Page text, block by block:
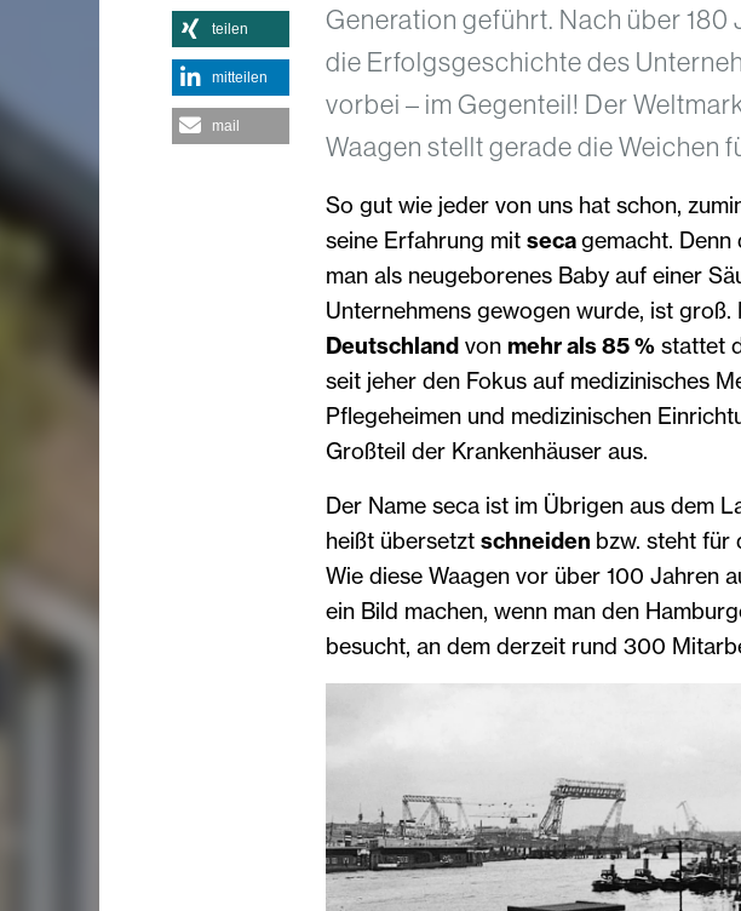
Generation geführt. Nach über
die Erfolgsgeschichte des
vorbei – im Gegenteil! Der
Waagen stellt gerade die Weichen
So gut wie jeder von uns hat schon,
seine Erfahrung mit secagemacht. Denn
man als neugeborenes Baby auf einer
Unternehmens gewogen wurde, ist groß.
Deutschlandvon mehr als 85 %stattet
seit jeher den Fokus auf medizinisches
Pflegeheimen und medizinischen
Großteil der Krankenhäuser aus.
Der Name seca ist im Übrigen aus dem
heißt übersetzt schneiden bzw. steht für
Wie diese Waagen vor über 100 Jahren
ein Bild machen, wenn man den
besucht, an dem derzeit rund 300
teilen
mitteilen
mail